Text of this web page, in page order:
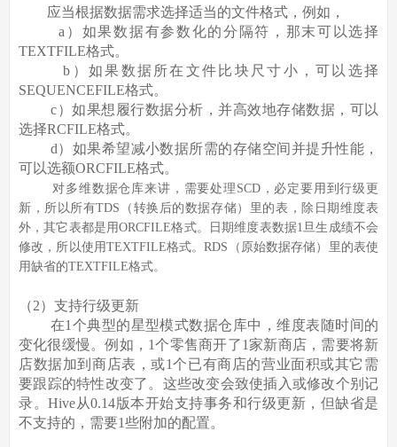
应当根据数据需求选择适当的文件格式，例如，
a）如果数据有参数化的分隔符，那末可以选择
TEXTFILE格式。
b）如果数据所在文件比块尺寸小，可以选择
SEQUENCEFILE格式。
c）如果想履行数据分析，并高效地存储数据，可以
选择RCFILE格式。
d）如果希望减小数据所需的存储空间并提升性能，
可以选额ORCFILE格式。
对多维数据仓库来讲，需要处理SCD，必定要用到行级更
新，所以所有TDS（转换后的数据存储）里的表，除日期维度表
外，其它表都是用ORCFILE格式。日期维度表数据1旦生成绩不会
修改，所以使用TEXTFILE格式。RDS（原始数据存储）里的表使
用缺省的TEXTFILE格式。
（2）支持行级更新
在1个典型的星型模式数据仓库中，维度表随时间的
变化很缓慢。例如，1个零售商开了1家新商店，需要将新
店数据加到商店表，或1个已有商店的营业面积或其它需
要跟踪的特性改变了。这些改变会致使插入或修改个别记
录。Hive从0.14版本开始支持事务和行级更新，但缺省是
不支持的，需要1些附加的配置。